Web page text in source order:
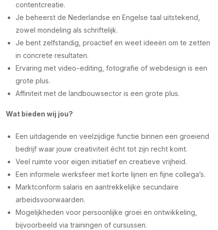
contentcreatie.
Je beheerst de Nederlandse en Engelse taal uitstekend,
zowel mondeling als schriftelijk.
Je bent zelfstandig, proactief en weet ideeën om te zetten
in concrete resultaten.
Ervaring met video-editing, fotografie of webdesign is een
grote plus.
Affiniteit met de landbouwsector is een grote plus.
Wat bieden wij jou?
Een uitdagende en veelzijdige functie binnen een groeiend
bedrijf waar jouw creativiteit écht tot zijn recht komt.
Veel ruimte voor eigen initiatief en creatieve vrijheid.
Een informele werksfeer met korte lijnen en fijne collega’s.
Marktconform salaris en aantrekkelijke secundaire
arbeidsvoorwaarden.
Mogelijkheden voor persoonlijke groei en ontwikkeling,
bijvoorbeeld via trainingen of cursussen.